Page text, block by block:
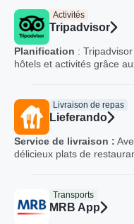
Activités
Tripadvisor
Planification :
hôtels et activités grâce
Livraison de repas
Lieferando
Service de livraison :
délicieux plats de
Transports
MRB App